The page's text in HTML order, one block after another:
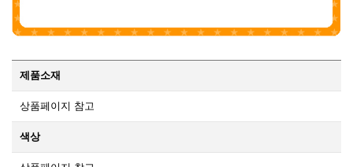
제품소재
상품페이지 참고
색상